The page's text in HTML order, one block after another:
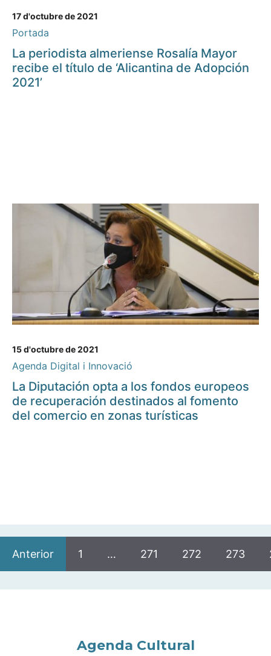
17 d'octubre de 2021
Portada
La periodista almeriense Rosalía Mayor
recibe el título de ‘Alicantina de Adopción
2021’
15 d'octubre de 2021
Agenda Digital i Innovació
La Diputación opta a los fondos europeos
de recuperación destinados al fomento
del comercio en zonas turísticas
Anterior 1 … 271 272 273
Agenda Cultural